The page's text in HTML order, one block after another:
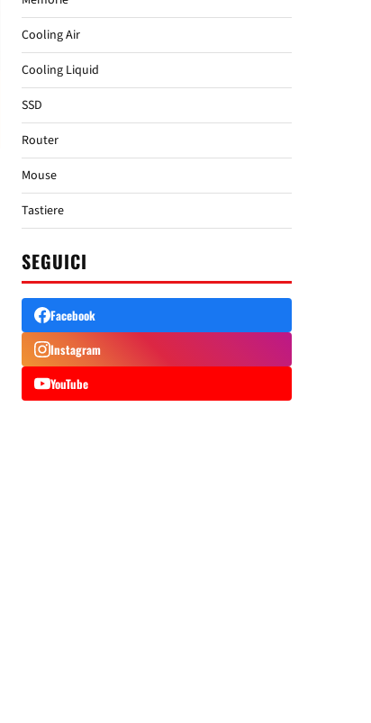
Cooling Air
Cooling Liquid
SSD
Router
Mouse
Tastiere
SEGUICI
Facebook
Instagram
YouTube